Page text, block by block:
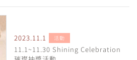
2023.11.1 活動
11.1~11.30 Shining Celebration